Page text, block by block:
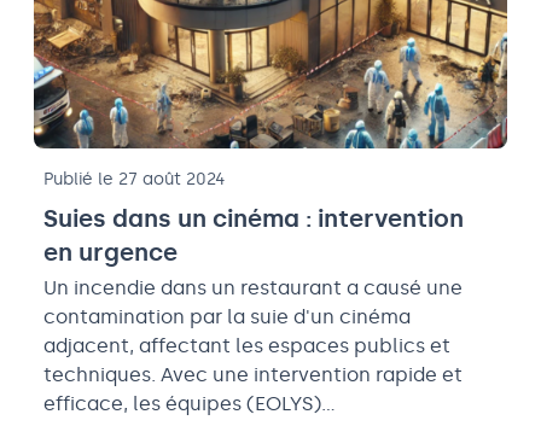
Publié le 27 août 2024
Suies dans un cinéma : intervention
en urgence
Un incendie dans un restaurant a causé une
contamination par la suie d'un cinéma
adjacent, affectant les espaces publics et
techniques. Avec une intervention rapide et
efficace, les équipes (EOLYS)…